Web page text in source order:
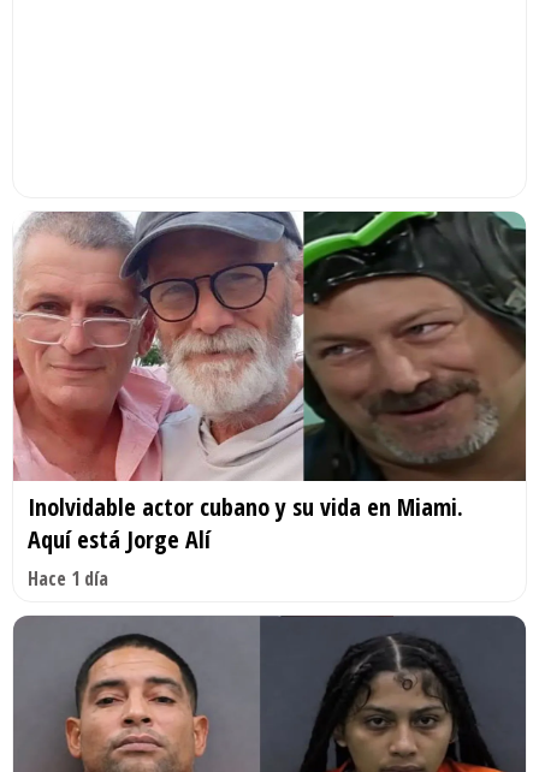
Inolvidable actor cubano y su vida en Miami.
Aquí está Jorge Alí
Hace 1 día